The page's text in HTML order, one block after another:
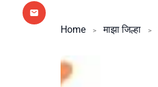
Home माझा जिल्हा